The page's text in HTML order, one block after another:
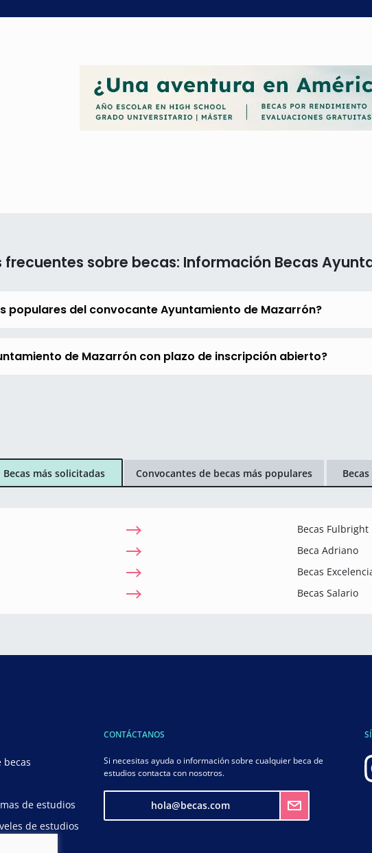
frecuentes sobre becas: Información Becas
populares del convocante Ayuntamiento de Mazarrón?
de Mazarrón con plazo de inscripción abierto?
Becas más solicitadas Convocantes de becas más populares
Becas Fulbright
Beca Adriano
Becas
Becas Salario
becas
de estudios
de estudios
CONTÁCTANOS
Si necesitas ayuda o información sobre cualquier beca de
estudios contacta con nosotros.
hola@becas.com